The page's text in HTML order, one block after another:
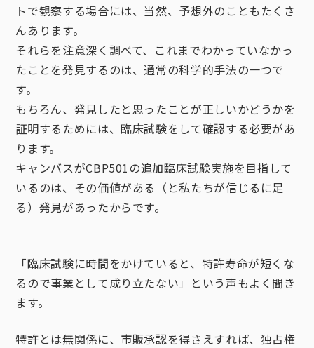
トで観察する場合には、当然、予想外のこともたくさ
んあります。
それらを注意深く調べて、これまでわかっていなかっ
たことを発見するのは、通常の科学的手法の一つで
す。
もちろん、発見したと思ったことが正しいかどうかを
証明するためには、臨床試験をして確認する必要があ
ります。
キャンバスがCBP501の追加臨床試験実施を目指して
いるのは、その価値がある（と私たちが信じるに足
る）発見があったからです。
「臨床試験に時間をかけていると、特許寿命が短くな
るので事業として成り立たない」という声もよく聞き
ます。
特許とは無関係に、市販承認を得さえすれば、独占権